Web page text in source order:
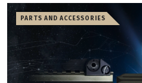
PARTS AND ACCESSORIES